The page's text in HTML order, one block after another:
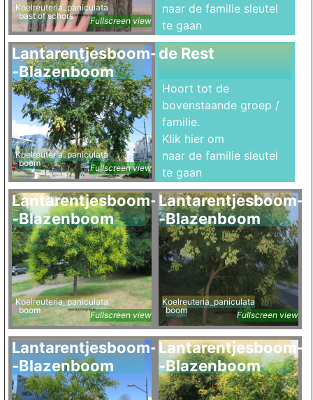
Koelreuteria_paniculata
bast of schors
Fullscreen view
naar de familie sleutel
te gaan
Lantarentjesboom-
-Blazenboom
Koelreuteria_paniculata
boom
Fullscreen view
de Rest
Hoort tot de
bovenstaande groep /
familie.
Klik hier om
naar de familie sleutel
te gaan
Lantarentjesboom-
-Blazenboom
Koelreuteria_paniculata
boom
Fullscreen view
Lantarentjesboom-
-Blazenboom
Koelreuteria_paniculata
boom
Fullscreen view
Lantarentjesboom-
-Blazenboom
Lantarentjesboom-
-Blazenboom